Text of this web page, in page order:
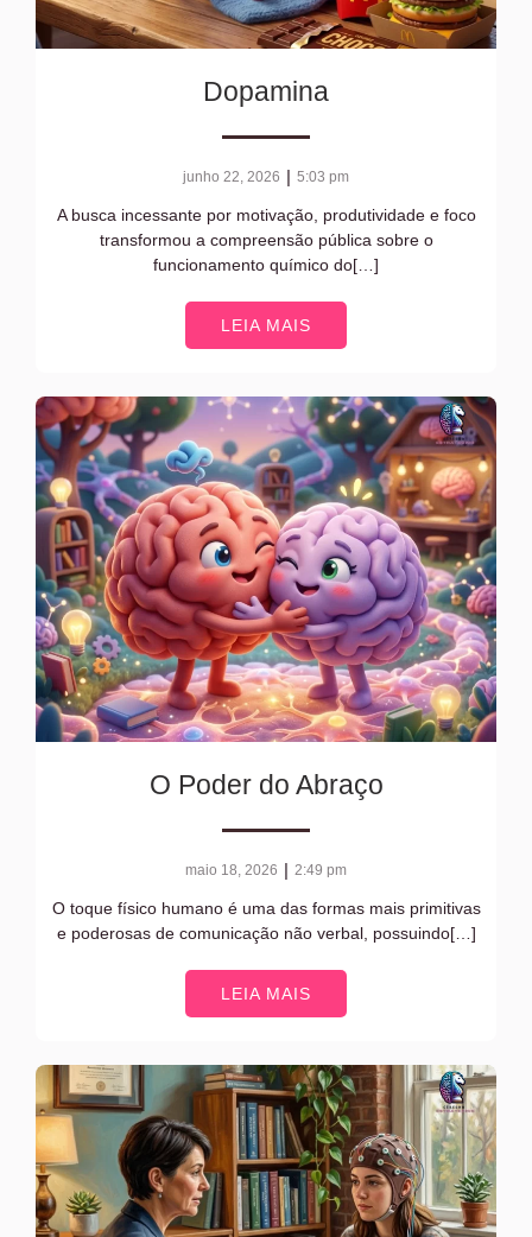
Dopamina
junho 22, 2026 | 5:03 pm
A busca incessante por motivação, produtividade e foco
transformou a compreensão pública sobre o
funcionamento químico do[…]
LEIA MAIS
O Poder do Abraço
maio 18, 2026 | 2:49 pm
O toque físico humano é uma das formas mais primitivas
e poderosas de comunicação não verbal, possuindo[…]
LEIA MAIS